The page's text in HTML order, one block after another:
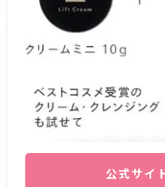
公式サイ